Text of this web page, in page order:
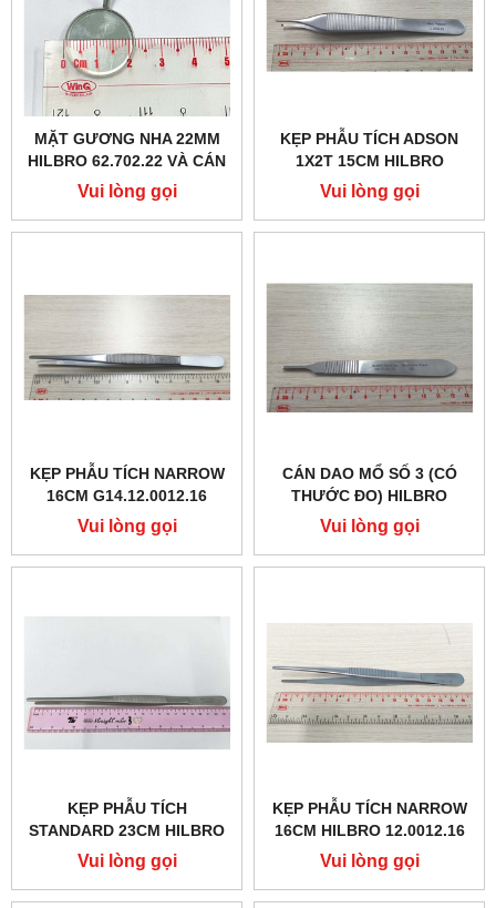
MẶT GƯƠNG NHA 22MM
HILBRO 62.702.22 VÀ CÁN
GƯƠNG NHA 12CM
HILBRO 62.726.01
Vui lòng gọi
KẸP PHẪU TÍCH ADSON
1X2T 15CM HILBRO
12.0246.15
Vui lòng gọi
KẸP PHẪU TÍCH NARROW
16CM G14.12.0012.16
Vui lòng gọi
CÁN DAO MỔ SỐ 3 (CÓ
THƯỚC ĐO) HILBRO
08.0108.03
Vui lòng gọi
KẸP PHẪU TÍCH
STANDARD 23CM HILBRO
12.0010.23
Vui lòng gọi
KẸP PHẪU TÍCH NARROW
16CM HILBRO 12.0012.16
Vui lòng gọi